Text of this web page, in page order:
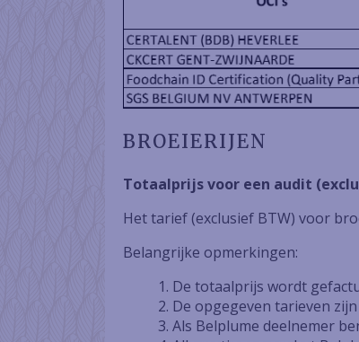
BROEIERIJEN
Totaalprijs voor een audit
Het tarief (exclusief BTW) voor
Belangrijke opmerkingen:
De totaalprijs wordt
De opgegeven tarieven zijn
Als Belplume deelnemer